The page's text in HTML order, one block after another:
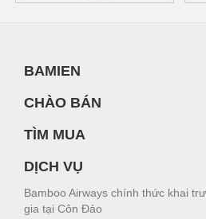
BAMIEN
CHÀO BÁN
TÌM MUA
DỊCH VỤ
Bamboo Airways chính thức khai
gia tại Côn Đảo